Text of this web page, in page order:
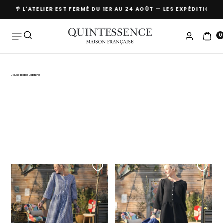
Skip to🌴 L'ATELIER EST FERMÉ DU 1ER AU 24 AOÛT — LES EXPÉDITIONS
0
Blouse Robe Eglantine